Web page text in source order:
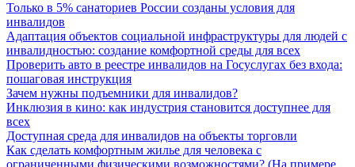
Только в 5% санаториев России созданы условия для
инвалидов
Адаптация объектов социальной инфраструктуры для людей с
инвалидностью: создание комфортной среды для всех
Проверить авто в реестре инвалидов на Госуслугах без входа:
пошаговая инструкция
Зачем нужны подъемники для инвалидов?
Инклюзия в кино: как индустрия становится доступнее для
всех
Доступная среда для инвалидов на объекты торговли
Как сделать комфортным жилье для человека с
ограниченными физическими возможностями? (На примере